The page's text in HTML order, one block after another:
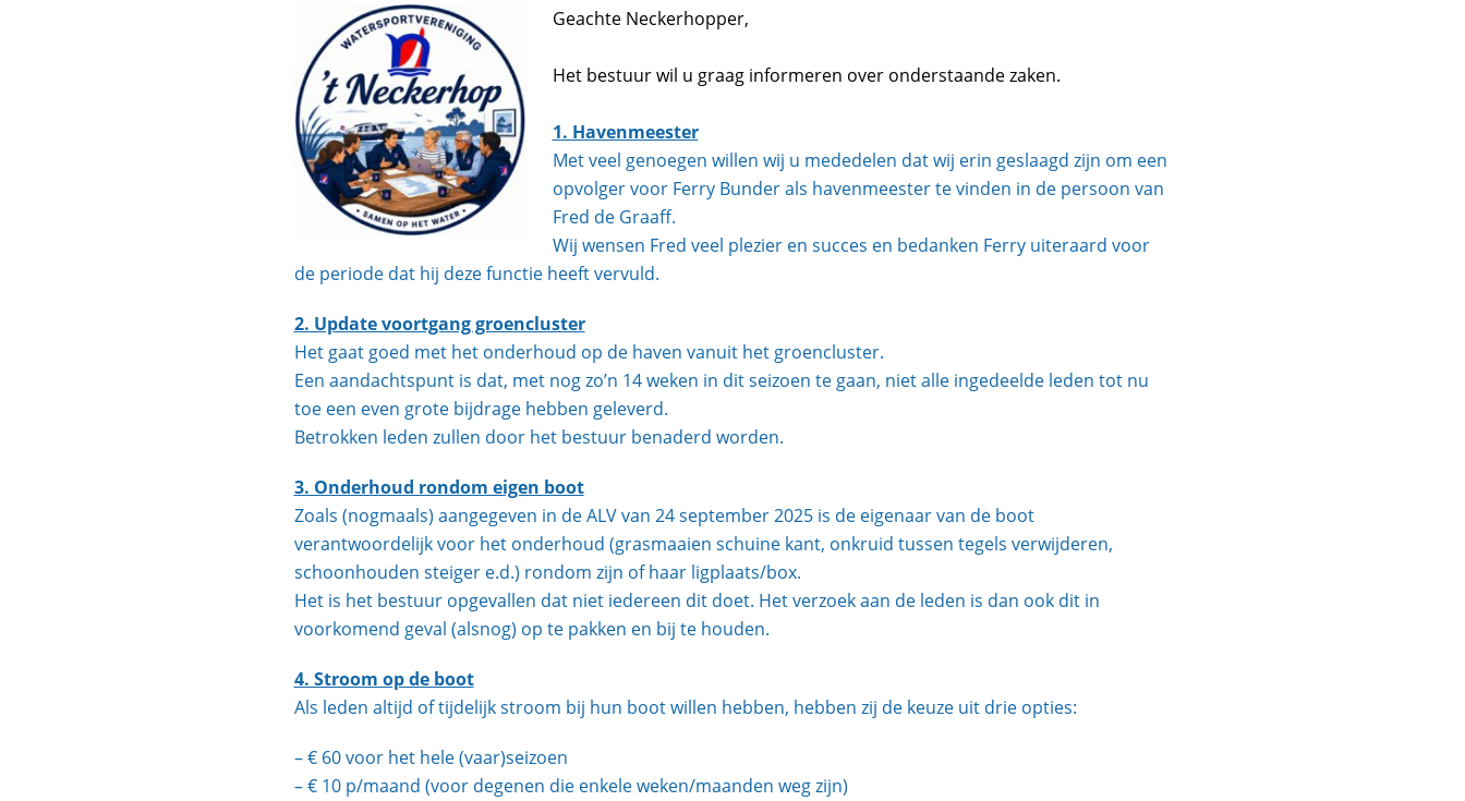
Geachte Neckerhopper,
Het bestuur wil u graag informeren over onderstaande zaken.
1. Havenmeester
Met veel genoegen willen wij u mededelen dat wij erin geslaagd zijn om een
opvolger voor Ferry Bunder als havenmeester te vinden in de persoon van
Fred de Graaff.
Wij wensen Fred veel plezier en succes en bedanken Ferry uiteraard voor
de periode dat hij deze functie heeft vervuld.
2. Update voortgang groencluster
Het gaat goed met het onderhoud op de haven vanuit het groencluster.
Een aandachtspunt is dat, met nog zo’n 14 weken in dit seizoen te gaan, niet alle ingedeelde leden tot nu
toe een even grote bijdrage hebben geleverd.
Betrokken leden zullen door het bestuur benaderd worden.
3. Onderhoud rondom eigen boot
Zoals (nogmaals) aangegeven in de ALV van 24 september 2025 is de eigenaar van de boot
verantwoordelijk voor het onderhoud (grasmaaien schuine kant, onkruid tussen tegels verwijderen,
schoonhouden steiger e.d.) rondom zijn of haar ligplaats/box.
Het is het bestuur opgevallen dat niet iedereen dit doet. Het verzoek aan de leden is dan ook dit in
voorkomend geval (alsnog) op te pakken en bij te houden.
4. Stroom op de boot
Als leden altijd of tijdelijk stroom bij hun boot willen hebben, hebben zij de keuze uit drie opties:
– € 60 voor het hele (vaar)seizoen
– € 10 p/maand (voor degenen die enkele weken/maanden weg zijn)